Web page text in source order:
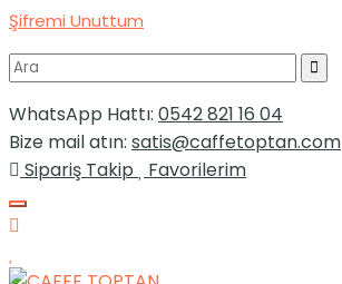
Şifremi Unuttum
WhatsApp Hattı: 0542 821 16 04
Bize mail atın: satis@caffetoptan.com
Sipariş Takip
Favorilerim